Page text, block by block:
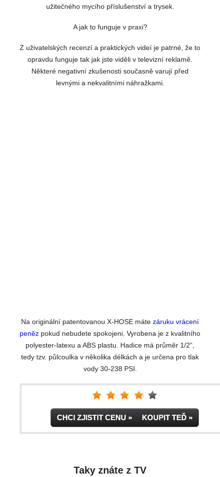
užitečného mycího příslušenství a trysek.
A jak to funguje v praxi?
Z uživatelských recenzí a praktických videí je patrné, že to
opravdu funguje tak jak jste viděli v televizní reklamě.
Některé negativní zkušenosti současně varují před
levnými a nekvalitními náhražkami.
Na originální patentovanou X-HOSE máte záruku vrácení
peněz pokud nebudete spokojeni. Vyrobena je z kvalitního
polyester-latexu a ABS plastu. Hadice má průměr 1/2“,
tedy tzv. půlcoulka v několika délkách a je určena pro tlak
vody 30-238 PSI.
CHCI ZJISTIT CENU » KOUPIT TEĎ »
Taky znáte z TV